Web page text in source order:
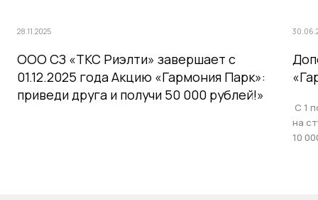
28.11.2025
ООО СЗ «ТКС Риэлти» завершает с
01.12.2025 года Акцию «Гармония Парк»:
приведи друга и получи 50 000 рублей!»
С 1
на
10